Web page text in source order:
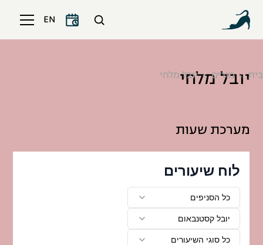
EN
בית מורים יובל מלחייובל מלחי
מערכת שעות